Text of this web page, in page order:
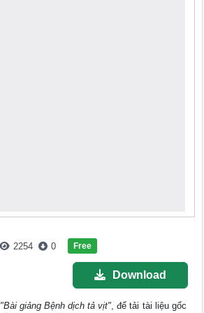
2254 0 Free
Download
"Bài giảng Bệnh dịch tả vịt", để tải tài liệu gốc